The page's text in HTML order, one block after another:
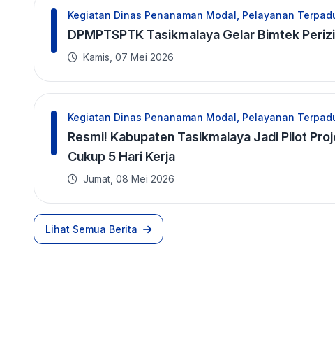
Kegiatan Dinas Penanaman Modal, Pelayanan
DPMPTSPTK Tasikmalaya Gelar Bimtek
Kamis, 07 Mei 2026
Kegiatan Dinas Penanaman Modal, Pelayanan
Resmi! Kabupaten Tasikmalaya Jadi Pilot
Cukup 5 Hari Kerja
Jumat, 08 Mei 2026
Lihat Semua Berita